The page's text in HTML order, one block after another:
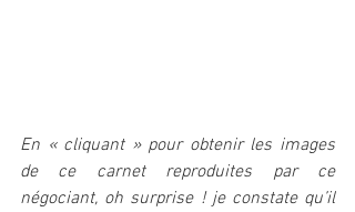
En « cliquant » pour obtenir les images
de ce carnet reproduites par ce
négociant, oh surprise ! je constate qu’il